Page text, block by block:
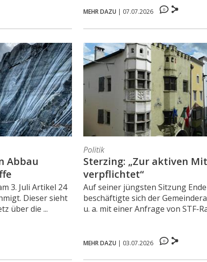
MEHR DAZU | 07.07.2026 0
Abbau
3. Juli Artikel 24
Dieser sieht
über die ...
Politik
Sterzing: „Zur aktiven
verpflichtet“
Auf seiner jüngsten Sitzung
beschäftigte sich der
u. a. mit einer Anfrage von STF-
MEHR DAZU | 03.07.2026 0